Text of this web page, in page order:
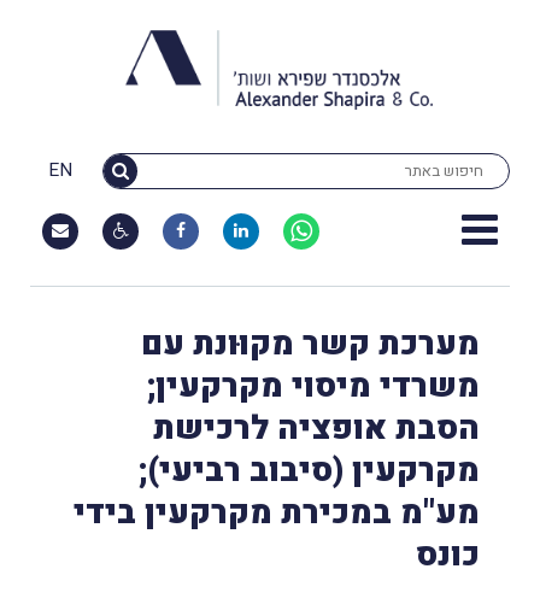
EN
מערכת קשר מקוּונת עם
משרדי מיסוי מקרקעין;
הסבת אופציה לרכישת
מקרקעין (סיבוב רביעי);
מע"מ במכירת מקרקעין בידי
כונס